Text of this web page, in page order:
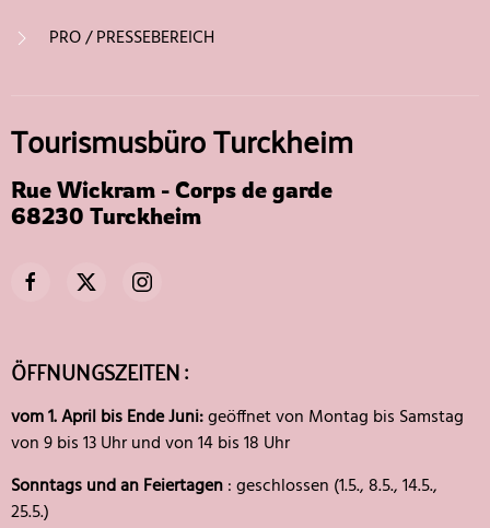
PRO / PRESSEBEREICH
Tourismusbüro Turckheim
Rue Wickram - Corps de garde
68230 Turckheim
ÖFFNUNGSZEITEN :
vom 1. April bis Ende Juni:geöffnet von Montag bis Samstag
von 9 bis 13 Uhr und von 14 bis 18 Uhr
Sonntags und an Feiertagen: geschlossen (1.5., 8.5., 14.5.,
25.5.)